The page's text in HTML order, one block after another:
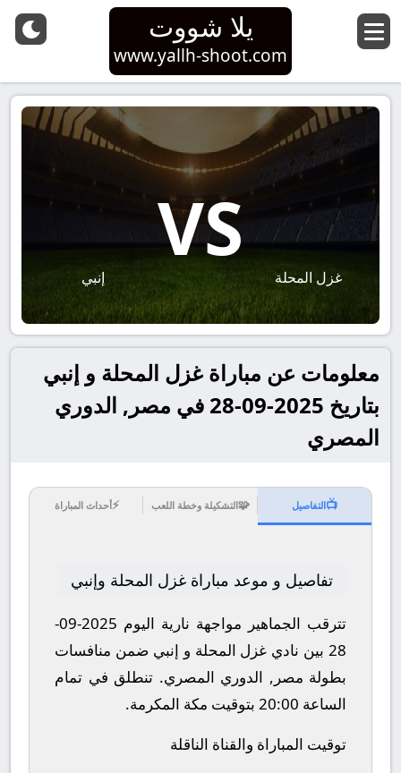
يلا شووت
www.yallh-shoot.com
غزل المحلة
VS
إنبي
معلومات عن مباراة غزل المحلة و إنبي
بتاريخ 2025-09-28 في مصر, الدوري
المصري
📺التفاصيل 🧩التشكيلة وخطة اللعب ⚡أحداث المباراة
تفاصيل و موعد مباراة غزل المحلة وإنبي
تترقب الجماهير مواجهة نارية اليوم 2025-09-
28 بين نادي غزل المحلة و إنبي ضمن منافسات
بطولة مصر, الدوري المصري. تنطلق في تمام
الساعة 20:00 بتوقيت مكة المكرمة.
توقيت المباراة والقناة الناقلة